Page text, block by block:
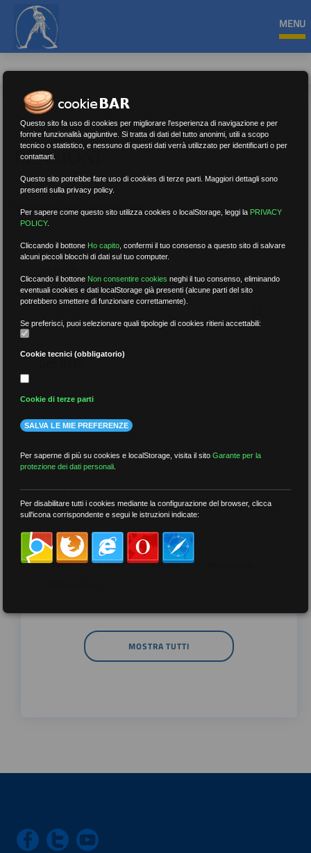
MENU
PENSIONI
Nessun risultato.Rimuovi filtri
per data
più recenti
meno recenti
per tag
##DS ##FGU ##Gilda
MOSTRA TUTTI
Questo sito fa uso di cookies per migliorare l'esperienza di navigazione e per
fornire funzionalità aggiuntive. Si tratta di dati del tutto anonimi, utili a scopo
tecnico o statistico, e nessuno di questi dati verrà utilizzato per identificarti o per
contattarti.
Questo sito potrebbe fare uso di cookies di terze parti. Maggiori dettagli sono
presenti sulla privacy policy.
Per sapere come questo sito utilizza cookies o localStorage, leggi la PRIVACY
POLICY.
Cliccando il bottone Ho capito ,confermi il tuo consenso a questo sito di salvare
alcuni piccoli blocchi di dati sul tuo computer.
Cliccando il bottone Non consentire cookies neghi il tuo consenso, eliminando
eventuali cookies e dati localStorage già presenti (alcune parti del sito
potrebbero smettere di funzionare correttamente).
Se preferisci, puoi selezionare quali tipologie di cookies ritieni accettabili:
Cookie tecnici (obbligatorio)
Cookie di terze parti
SALVA LE MIE PREFERENZE
Per saperne di più su cookies e localStorage, visita il sitoGarante per la
protezione dei dati personali
Per disabilitare tutti i cookies mediante la configurazione del browser, clicca
sull'icona corrispondente e segui le istruzioni indicate: